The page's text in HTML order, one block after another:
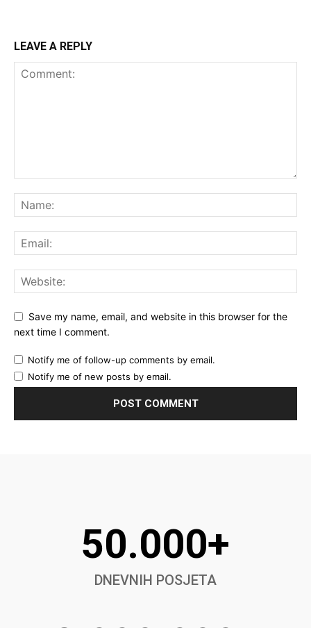
LEAVE A REPLY
Save my name, email, and website in this browser for the
next time I comment.
Notify me of follow-up comments by email.
Notify me of new posts by email.
50.000+
DNEVNIH POSJETA